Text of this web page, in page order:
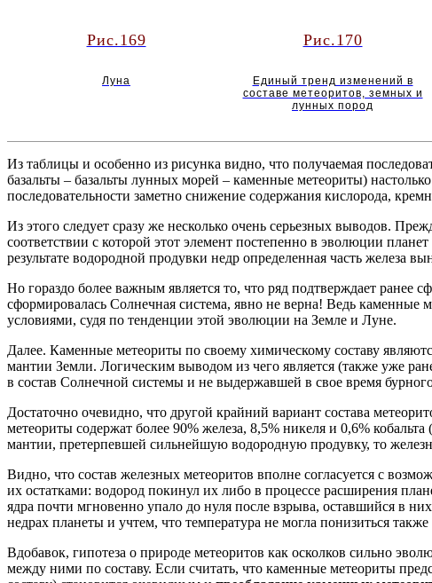
Рис.169
Луна
Рис.170
Единый тренд изменений в
составе метеоритов, земных и
лунных пород
Из таблицы и особенно из рисунка видно, что получаемая
базальты – базальты лунных морей – каменные метеориты)
последовательности заметно снижение содержания кислорода,
Из этого следует сразу же несколько очень серьезных выводов.
соответствии с которой этот элемент постепенно в эволюции
результате водородной продувки недр определенная часть железа
Но гораздо более важным является то, что ряд подтверждает ранее
сформировалась Солнечная система, явно не верна! Ведь каменные
условиями, судя по тенденции этой эволюции на Земле и Луне.
Далее. Каменные метеориты по своему химическому составу
мантии Земли. Логическим выводом из чего является (также уже
в состав Солнечной системы и не выдержавшей в свое время
Достаточно очевидно, что другой крайний вариант состава
метеориты содержат более 90% железа, 8,5% никеля и 0,6%
мантии, претерпевшей сильнейшую водородную продувку, то
Видно, что состав железных метеоритов вполне согласуется с
их остатками: водород покинул их либо в процессе расширения
ядра почти мгновенно упало до нуля после взрыва, оставшийся в
недрах планеты и учтем, что температура не могла понизиться
Вдобавок, гипотеза о природе метеоритов как осколков сильно
между ними по составу. Если считать, что каменные метеориты